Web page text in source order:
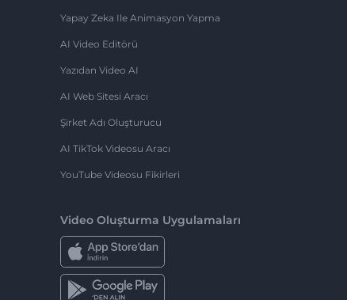
Yapay Zeka Ile Animasyon Yapma
AI Video Editörü
Yazıdan Video AI
AI Web Sitesi Aracı
Şirket Adı Oluşturucu
AI TikTok Videosu Aracı
YouTube Videosu Fikirleri
Video Oluşturma Uygulamaları